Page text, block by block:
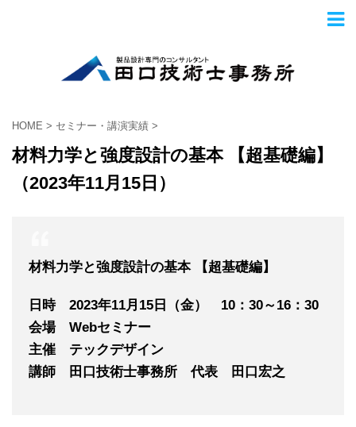
HOME > セミナー・講演実績 >
材料力学と強度設計の基本 【超基礎編】
（2023年11月15日）
材料力学と強度設計の基本 【超基礎編】
日時 2023年11月15 日（金） 10：30～16：30
会場 Webセミナー
主催 テックデザイン
講師 田口技術士事務所 代表 田口宏之